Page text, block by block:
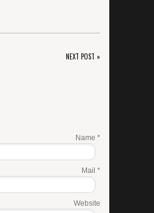
NEXT POST »
Name *
Mail *
Website